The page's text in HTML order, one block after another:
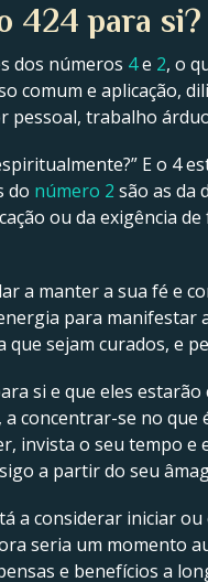
424 para si?
dos números 4e 2, o
comum e aplicação,
trabalho
E o 4
do número 2 são as da
ou da exigência
a manter a sua fé e
para manifestar
sejam curados, e
si e que eles
concentrar-se no
invista o seu tempo e
a partir do seu
a considerar iniciar
seria um momento
e benefícios a